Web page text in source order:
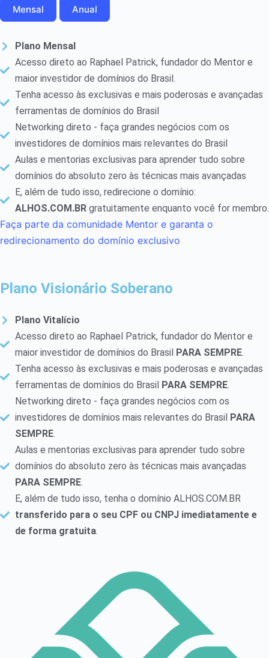
Mensal Anual
Plano Mensal
Acesso direto ao Raphael Patrick, fundador do Mentor e
maior investidor de domínios do Brasil.
Tenha acesso às exclusivas e mais poderosas e avançadas
ferramentas de domínios do Brasil
Networking direto - faça grandes negócios com os
investidores de domínios mais relevantes do Brasil
Aulas e mentorias exclusivas para aprender tudo sobre
domínios do absoluto zero às técnicas mais avançadas
E, além de tudo isso, redirecione o domínio:
ALHOS.COM.BR gratuitamente enquanto você for membro.
Faça parte da comunidade Mentor e garanta o
redirecionamento do domínio exclusivo
Plano Visionário Soberano
Plano Vitalício
Acesso direto ao Raphael Patrick, fundador do Mentor e
maior investidor de domínios do Brasil PARA SEMPRE.
Tenha acesso às exclusivas e mais poderosas e avançadas
ferramentas de domínios do Brasil PARA SEMPRE.
Networking direto - faça grandes negócios com os
investidores de domínios mais relevantes do Brasil PARA
SEMPRE.
Aulas e mentorias exclusivas para aprender tudo sobre
domínios do absoluto zero às técnicas mais avançadas
PARA SEMPRE.
E, além de tudo isso, tenha o domínio ALHOS.COM.BR
transferido para o seu CPF ou CNPJ imediatamente e
de forma gratuita.